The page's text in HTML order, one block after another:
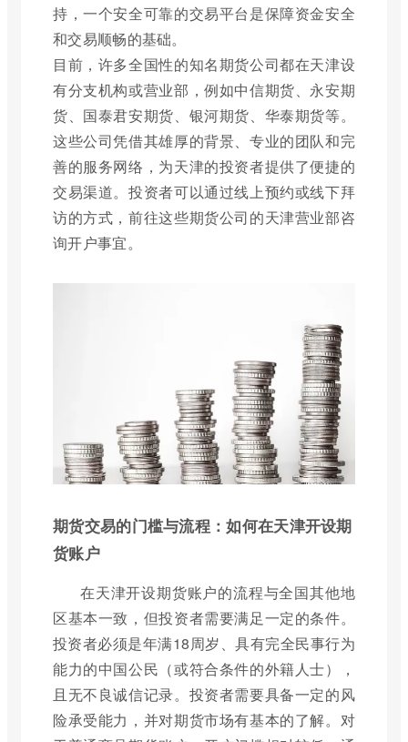
持，一个安全可靠的交易平台是保障资金安全
和交易顺畅的基础。
目前，许多全国性的知名期货公司都在天津设
有分支机构或营业部，例如中信期货、永安期
货、国泰君安期货、银河期货、华泰期货等。
这些公司凭借其雄厚的背景、专业的团队和完
善的服务网络，为天津的投资者提供了便捷的
交易渠道。投资者可以通过线上预约或线下拜
访的方式，前往这些期货公司的天津营业部咨
询开户事宜。
期货交易的门槛与流程：如何在天津开设期
货账户
在天津开设期货账户的流程与全国其他地
区基本一致，但投资者需要满足一定的条件。
投资者必须是年满18周岁、具有完全民事行为
能力的中国公民（或符合条件的外籍人士），
且无不良诚信记录。投资者需要具备一定的风
险承受能力，并对期货市场有基本的了解。对